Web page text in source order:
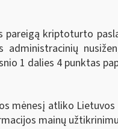
pareigą kriptoturto
1 dalies 4 punktas
mėnesį atliko
mainų